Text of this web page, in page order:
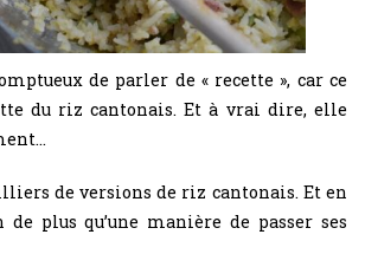
de parler de « recette », car ce
du riz cantonais. Et à vrai dire, elle
de versions de riz cantonais. Et en
plus qu’une manière de passer ses